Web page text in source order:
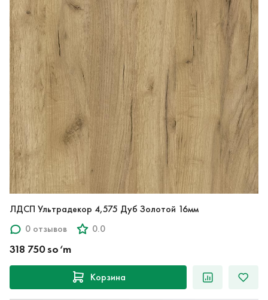
ЛДСП Ультрадекор 4,575 Дуб Золотой 16мм
0 отзывов
0.0
318 750 so‘m
Корзина